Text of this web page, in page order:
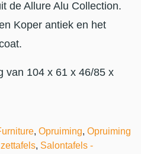
de Allure Alu Collection.
Koper antiek en het
van 104 x 61 x 46/85 x
, Opruiming, Opruiming
, Salontafels -